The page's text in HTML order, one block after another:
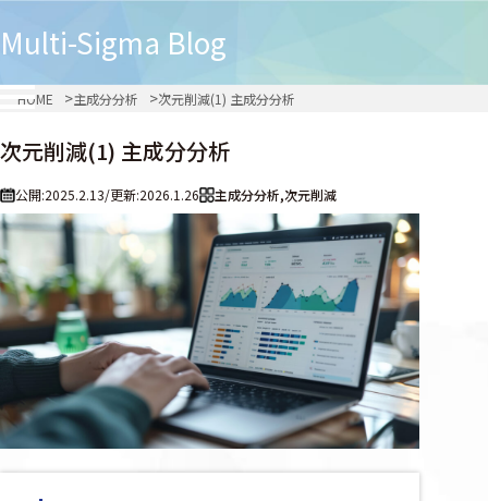
Multi-Sigma Blog
HOME 主成分分析 次元削減(1) 主成分分析
次元削減(1) 主成分分析
公開:2025.2.13/更新:2026.1.26 主成分分析,次元削減